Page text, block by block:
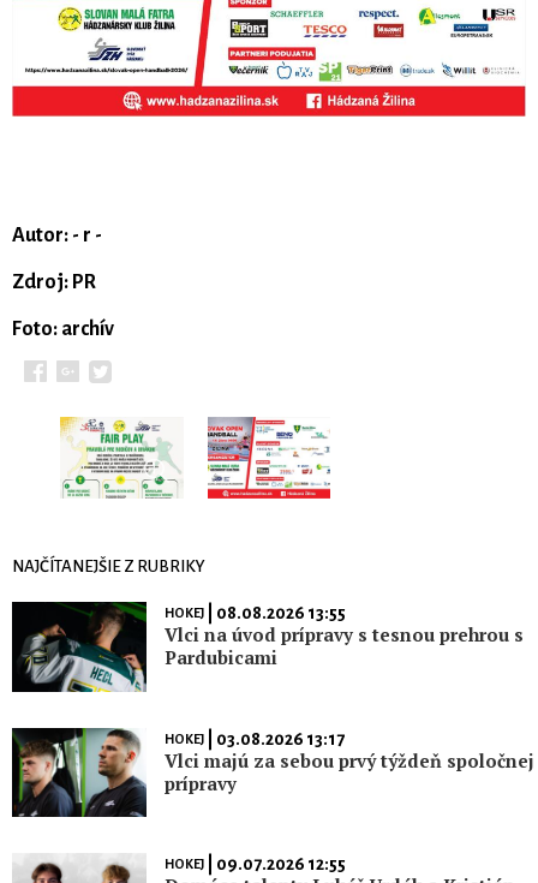
Autor: - r -
Zdroj: PR
Foto: archív
NAJČÍTANEJŠIE Z RUBRIKY
HOKEJ| 08.08.2026 13:55
Vlci na úvod prípravy s tesnou prehrou s
Pardubicami
HOKEJ| 03.08.2026 13:17
Vlci majú za sebou prvý týždeň spoločnej
prípravy
HOKEJ| 09.07.2026 12:55